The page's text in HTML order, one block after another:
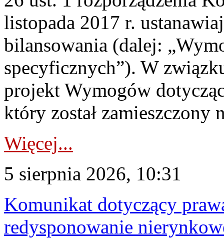
listopada 2017 r.
bilansowania (dalej:
specyficznych”). W
projekt Wymogów
który został zamieszczony
Więcej...
5 sierpnia 2026, 10:31
Komunikat dotyczący
redysponowanie